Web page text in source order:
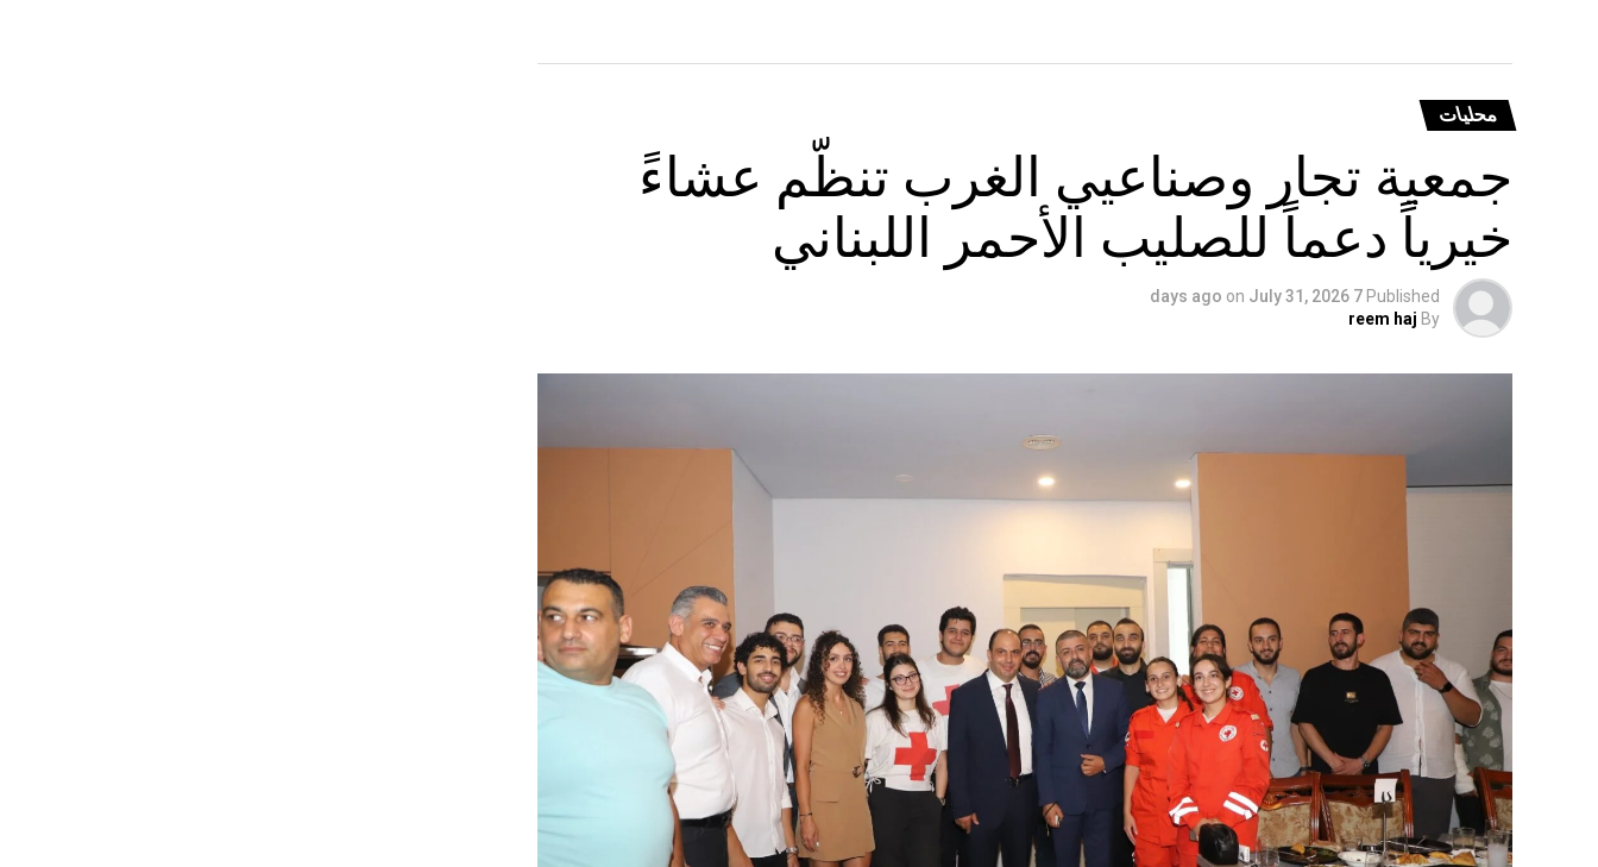
محليات
جمعية تجار وصناعيي الغرب تنظّم عشاءً
خيرياً دعماً للصليب الأحمر اللبناني
Published
7 days ago
on July 31, 2026
By
reem haj